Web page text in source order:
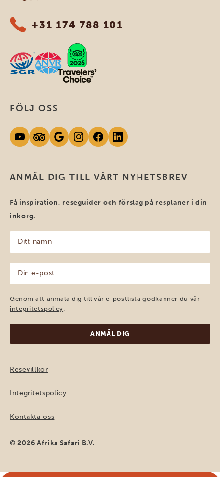
+31 174 788 101
ANMÄL DIG TILL VÅRT NYHETSBREV
Få inspiration, reseguider och förslag på resplaner i din
inkorg.
namn
(Obligatoriskt)
post
(Obligatoriskt)
Genom att anmäla dig till vår e-postlista godkänner du vår
integritetspolicy.
FÖLJ OSS
Resevillkor
Integritetspolicy
Kontakta oss
© 2026 Afrika Safari B.V.